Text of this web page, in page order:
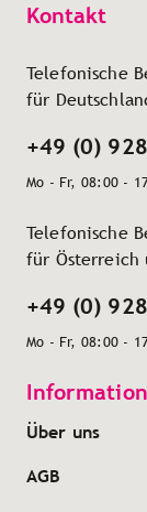
Kontakt
Telefonische
für
+49 (0)
Mo - Fr, 08:00 -
Telefonische
für Österreich
+49 (0)
Mo - Fr, 08:00 -
Über uns
AGB